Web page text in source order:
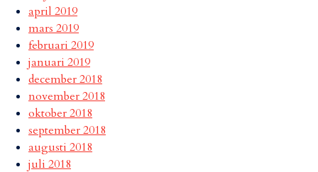
april 2019
mars 2019
februari 2019
januari 2019
december 2018
november 2018
oktober 2018
september 2018
augusti 2018
juli 2018